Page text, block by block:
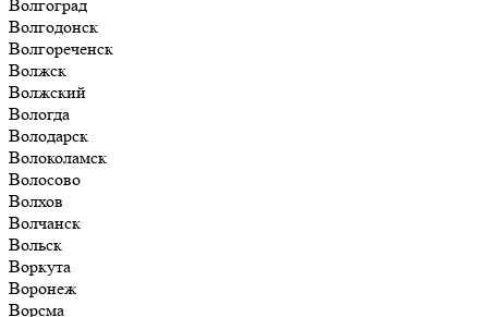
Волгоград
Волгодонск
Волгореченск
Волжск
Волжский
Вологда
Володарск
Волоколамск
Волосово
Волхов
Волчанск
Вольск
Воркута
Воронеж
Ворсма